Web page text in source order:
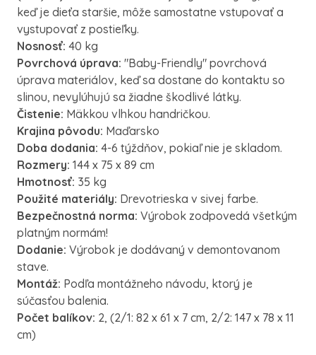
keď je dieťa staršie, môže samostatne vstupovať a
vystupovať z postieľky.
Nosnosť: 40 kg
Povrchová úprava: "Baby-Friendly" povrchová
úprava materiálov, keď sa dostane do kontaktu so
slinou, nevylúhujú sa žiadne škodlivé látky.
Čistenie: Mäkkou vlhkou handričkou.
Krajina pôvodu: Maďarsko
Doba dodania: 4-6 týždňov, pokiaľ nie je skladom.
Rozmery: 144 x 75 x 89 cm
Hmotnosť: 35 kg
Použité materiály: Drevotrieska v sivej farbe.
Bezpečnostná norma: Výrobok zodpovedá všetkým
platným normám!
Dodanie: Výrobok je dodávaný v demontovanom
stave.
Montáž: Podľa montážneho návodu, ktorý je
súčasťou balenia.
Počet balíkov: 2, (2/1: 82 x 61 x 7 cm, 2/2: 147 x 78 x 11
cm)